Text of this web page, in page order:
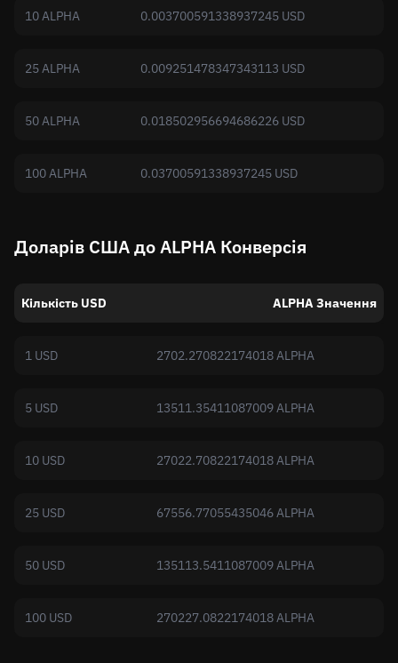
10 ALPHA 0.003700591338937245 USD
25 ALPHA 0.009251478347343113 USD
50 ALPHA 0.018502956694686226 USD
100 ALPHA 0.03700591338937245 USD
Доларів США до ALPHA Конверсія
Кількість USD ALPHA Значення
1 USD 2702.270822174018 ALPHA
5 USD 13511.35411087009 ALPHA
10 USD 27022.70822174018 ALPHA
25 USD 67556.77055435046 ALPHA
50 USD 135113.5411087009 ALPHA
100 USD 270227.0822174018 ALPHA